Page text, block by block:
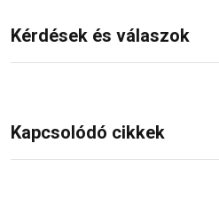
Kérdések és válaszok
Kapcsolódó cikkek